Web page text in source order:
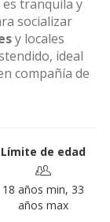
es tranquila y
socializar
y locales
ideal
compañía de
Límite de edad
18 años min, 33
años max